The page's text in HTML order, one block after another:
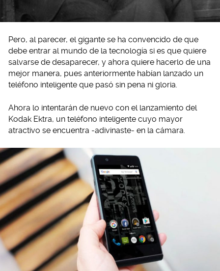
Pero, al parecer, el gigante se ha convencido de que
debe entrar al mundo de la tecnología si es que quiere
salvarse de desaparecer, y ahora quiere hacerlo de una
mejor manera, pues anteriormente habían lanzado un
teléfono inteligente que pasó sin pena ni gloria.
Ahora lo intentarán de nuevo con el lanzamiento del
Kodak Ektra, un teléfono inteligente cuyo mayor
atractivo se encuentra -adivinaste- en la cámara.